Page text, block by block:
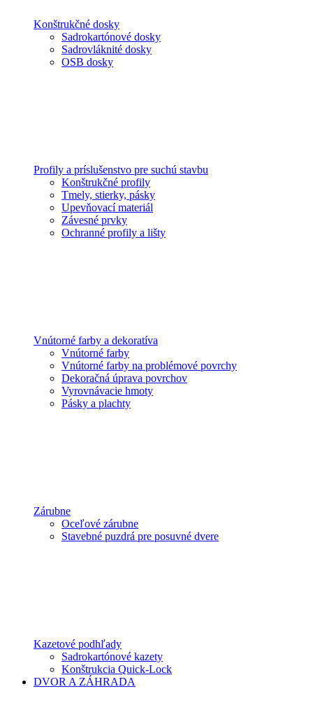
Konštrukčné dosky
Sadrokartónové dosky
Sadrovláknité dosky
OSB dosky
Profily a príslušenstvo pre suchú stavbu
Konštrukčné profily
Tmely, stierky, pásky
Upevňovací materiál
Závesné prvky
Ochranné profily a lišty
Vnútorné farby a dekoratíva
Vnútorné farby
Vnútorné farby na problémové povrchy
Dekoračná úprava povrchov
Vyrovnávacie hmoty
Pásky a plachty
Zárubne
Oceľové zárubne
Stavebné puzdrá pre posuvné dvere
Kazetové podhľady
Sadrokartónové kazety
Konštrukcia Quick-Lock
DVOR A ZÁHRADA